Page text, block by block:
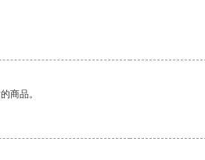
商品。